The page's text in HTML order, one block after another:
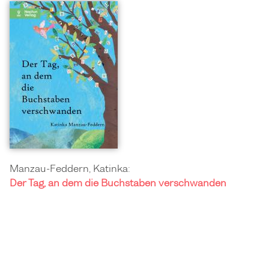
Manzau-Feddern, Katinka:
Der Tag, an dem die Buchstaben verschwanden